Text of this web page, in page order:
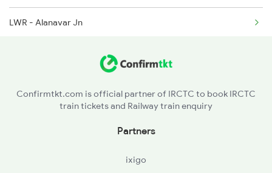
7394 Pdy Ypr Exp
LWR - Alanavar Jn
Confirmtkt.com is official partner of IRCTC to book IRCTC
train tickets and Railway train enquiry
Partners
ixigo